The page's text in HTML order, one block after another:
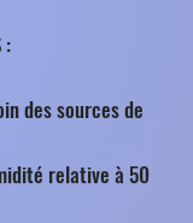
:
des sources de
relative à 50